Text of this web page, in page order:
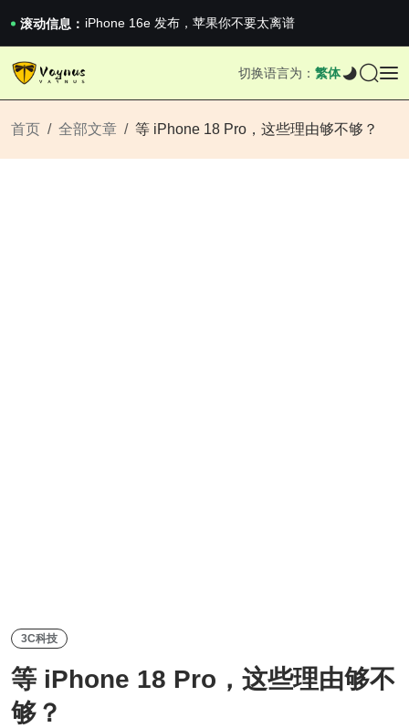
滚动信息： iPhone 16e 发布，苹果你不要太离谱
2026澳网男单收官：全满贯对上全满亚，德约...
《巅峰守卫 Highguard》正式上线，官...
切换语言为： 繁体
首页 全部文章 等 iPhone 18 Pro，这些理由够不够？
3C科技
等 iPhone 18 Pro，这些理由够不
够？